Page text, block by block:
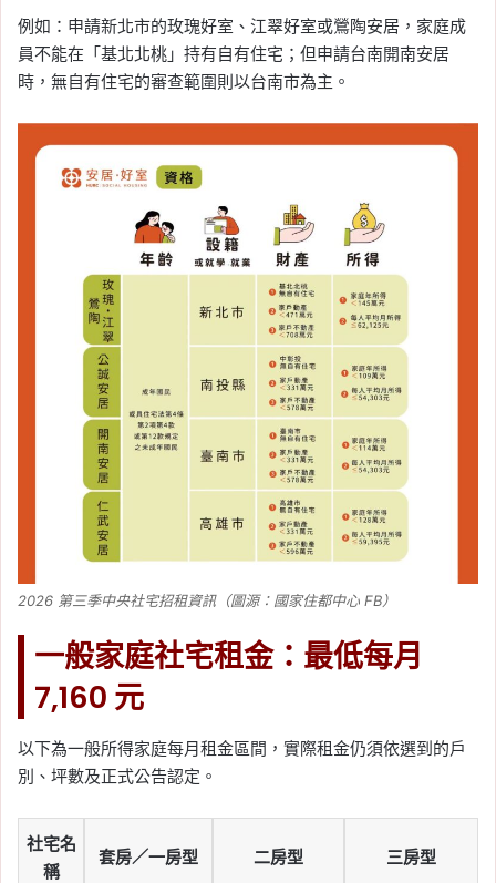
例如：申請新北市的玫瑰好室、江翠好室或鶯陶安居，家庭成
員不能在「基北北桃」持有自有住宅；但申請台南開南安居
時，無自有住宅的審查範圍則以台南市為主。
2026 第三季中央社宅招租資訊（圖源：國家住都中心 FB）
一般家庭社宅租金：最低每月
7,160 元
以下為一般所得家庭每月租金區間，實際租金仍須依選到的戶
別、坪數及正式公告認定。
社宅名
稱
套房／一房型 二房型 三房型